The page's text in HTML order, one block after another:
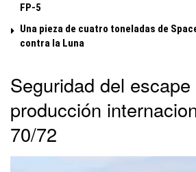
FP-5
Una pieza de cuatro toneladas de
contra la Luna
Seguridad del escape
producción
70/72